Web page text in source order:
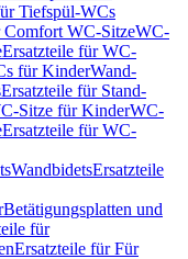
Tiefspül-WCs
Comfort WC-SitzeWC-
Ersatzteile für WC-
für KinderWand-
Ersatzteile für Stand-
Sitze für KinderWC-
Ersatzteile für WC-
WandbidetsErsatzteile
Betätigungsplatten und
für
Ersatzteile für Für